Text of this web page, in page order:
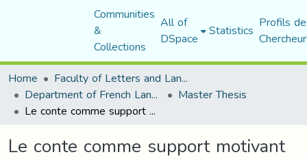
Communities
&
Collections
All of
DSpace Statistics Profils
Home
Faculty of Letters and Languages
Department of French Language and Literature Master Thesis
Le conte comme support motivant dans l'enseignement-apprentissage du F.L.E cas des enseignement de 2eme palier de les écoles de "safar zouina" "Herizi farhat ","Salmi Al mahdi" de M'sila
Le conte comme support motivant